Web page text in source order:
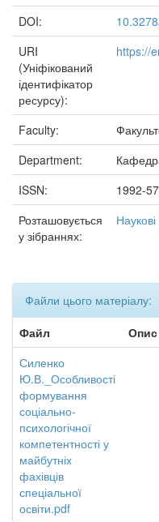
DOI:
URI
(Уніфікований
ідентифікатор
ресурсу):
https://
Faculty:
Department:
ISSN:
1992-
Розташовується
у зібраннях:
Наукові
Файли цього матеріалу:
Файл
Опис
Силенко
Ю.В._Особливості
формування
соціально-
психологічної
компетентності у
майбутніх
фахівців
спеціальної
освіти.pdf